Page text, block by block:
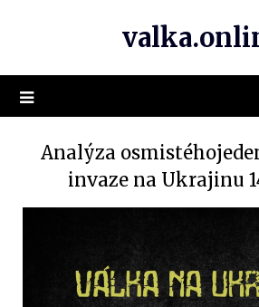
Analýza
invaze na Ukrajinu